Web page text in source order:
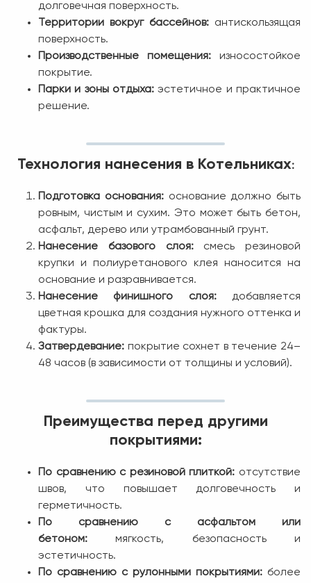
долговечная поверхность.
Территории вокруг бассейнов: антискользящая
поверхность.
Производственные помещения: износостойкое
покрытие.
Парки и зоны отдыха: эстетичное и практичное
решение.
Технология нанесения в Котельниках:
Подготовка основания:основание должно быть
ровным, чистым и сухим. Это может быть бетон,
асфальт, дерево или утрамбованный грунт.
Нанесение базового слоя:смесь резиновой
крупки и полиуретанового клея наносится на
основание и разравнивается.
Нанесение финишного слоя:добавляется
цветная крошка для создания нужного оттенка и
фактуры.
Затвердевание: покрытие сохнет в течение 24–
48 часов (в зависимости от толщины и условий).
Преимущества перед другими
покрытиями:
По сравнению с резиновой плиткой: отсутствие
швов, что повышает долговечность и
герметичность.
По сравнению с асфальтом или
бетоном: мягкость, безопасность и
эстетичность.
По сравнению с рулонными покрытиями: более